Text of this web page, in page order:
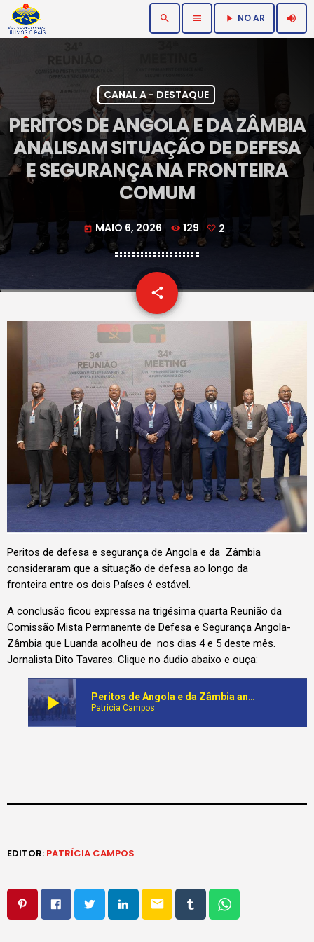
search menu play_arrow NO AR volume_up
CANAL A - DESTAQUE
PERITOS DE ANGOLA E DA ZÂMBIA
ANALISAM SITUAÇÃO DE DEFESA
E SEGURANÇA NA FRONTEIRA
COMUM
today MAIO 6, 2026 129 2
share
email
Peritos de defesa e segurança de Angola e da Zâmbia
consideraram que a situação de defesa ao longo da
fronteira entre os dois Países é estável.
A conclusão ficou expressa na trigésima quarta Reunião da
Comissão Mista Permanente de Defesa e Segurança Angola-
Zâmbia que Luanda acolheu de nos dias 4 e 5 deste mês.
Jornalista Dito Tavares. Clique no áudio abaixo e ouça:
play_arrow Peritos de Angola e da Zâmbia analisam situação de defesa e segurança na fronteira comum
Patrícia Campos
EDITOR: PATRÍCIA CAMPOS
email